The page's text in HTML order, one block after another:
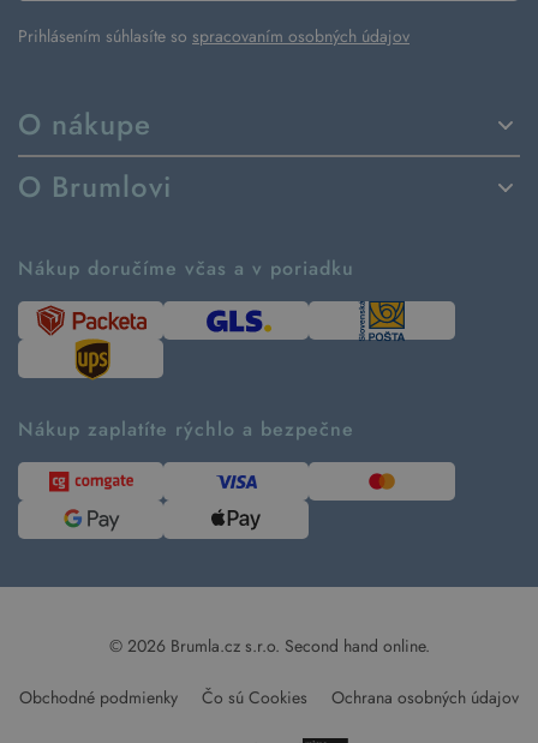
O nákupe
Spôsoby dodania a platby
Vrátenie tovaru a reklamácia
Návod ako nakupovať
Tabuľka veľkostí
Predávané značky
Kontakt
O Brumlovi
Ako tvoríme second hand
Časté otázky
Kde pomáhame
Udržateľnosť
Blog
Pre médiá
Prihlásením súhlasíte so spracovaním osobných údajov
Nákup doručíme včas a v poriadku
Nákup zaplatíte rýchlo a bezpečne
© 2026 Brumla.cz s.r.o. Second hand online.
Obchodné podmienky Čo sú Cookies Ochrana osobných údajov